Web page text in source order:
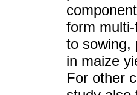
form
to sowing,
in maize
For other